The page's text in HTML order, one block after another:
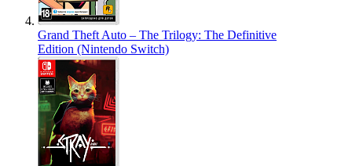
Grand Theft Auto – The Trilogy: The Definitive
Edition (Nintendo Switch)